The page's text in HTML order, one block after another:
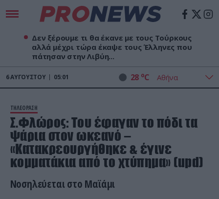
Δεν ξέρουμε τι θα έκανε με τους Τούρκους
αλλά μέχρι τώρα έκαψε τους Έλληνες που
πάτησαν στην Λιβύη...
6ΑΥΓΟΎΣΤΟΥ 05:01 28 oC
ΤΗΛΕΟΡΑΣΗ
Σ.Φλώρος: Του έφαγαν το πόδι τα
ψάρια στον ωκεανό –
«Κατακρεουργήθηκε & έγινε
κομματάκια από το χτύπημα» (upd)
Νοσηλεύεται στο Μαϊάμι